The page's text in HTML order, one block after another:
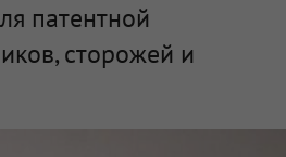
патентной
сторожей и